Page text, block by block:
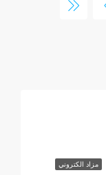
مزاد الكتروني